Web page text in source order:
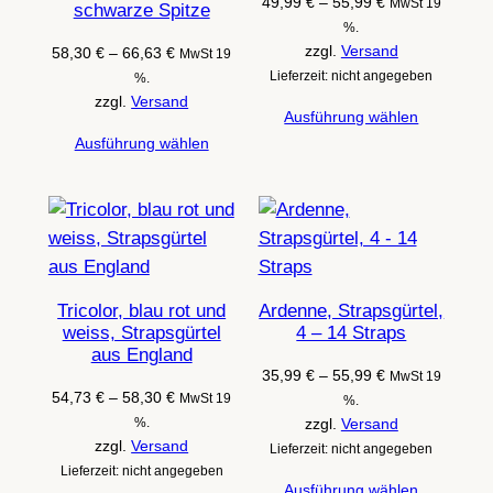
schwarze Spitze
58,30€ –66,63€Preisspanne:
bis
MwSt 19
%.
zzgl.Versand
Ausführung wählen
bis
55,99 €
MwSt 19
%.
zzgl. Versand
Lieferzeit: nicht angegeben
Ausführung wählen
Tricolor, blau rot und
weiss, Strapsgürtel
aus England
54,73€ –58,30€Preisspanne:
bis
58,30 €
MwSt 19
%.
zzgl.Versand
Lieferzeit: nicht angegeben
Ardenne, Strapsgürtel,
4 – 14 Straps
35,99 € – 55,99 €Preisspanne:
bis
55,99 €
MwSt 19
%.
zzgl. Versand
Lieferzeit: nicht angegeben
Ausführung wählen